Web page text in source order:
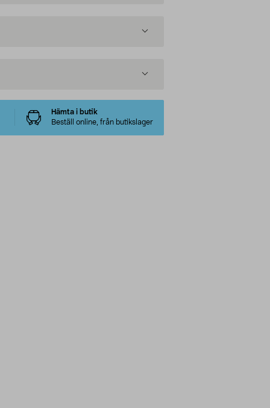
Hämta i butik
Beställ online, från butikslager